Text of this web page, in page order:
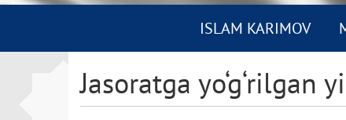
ISLAM KARIMOV
Jasoratga yo‘g‘rilgan